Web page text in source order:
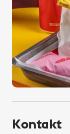
Kontakt